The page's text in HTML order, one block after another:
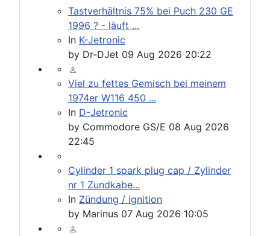
Tastverhältnis 75% bei Puch 230 GE
1996 ? - läuft ...
In K-Jetronic
by Dr-DJet 09 Aug 2026 20:22
Viel zu fettes Gemisch bei meinem
1974er W116 450 ...
In D-Jetronic
by Commodore GS/E 08 Aug 2026
22:45
Cylinder 1 spark plug cap / Zylinder
nr 1 Zundkabe...
In Zündung / ignition
by Marinus 07 Aug 2026 10:05